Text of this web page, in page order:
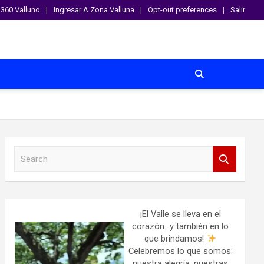
360 Valluno Ingresar A Zona Valluna Opt-out preferences Salir
¡El Valle se lleva en el
corazón…y también en lo
que brindamos!
Celebremos lo que somos: